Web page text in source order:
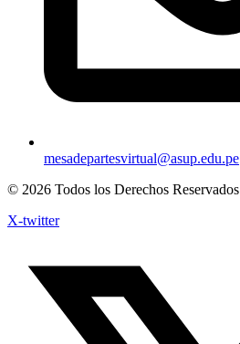
mesadepartesvirtual@asup.edu.pe
© 2026 Todos los Derechos Reservados
X-twitter